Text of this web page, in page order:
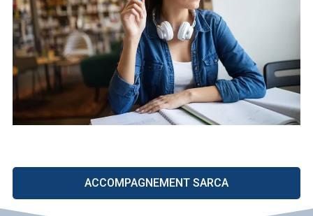
ACCOMPAGNEMENT SARCA